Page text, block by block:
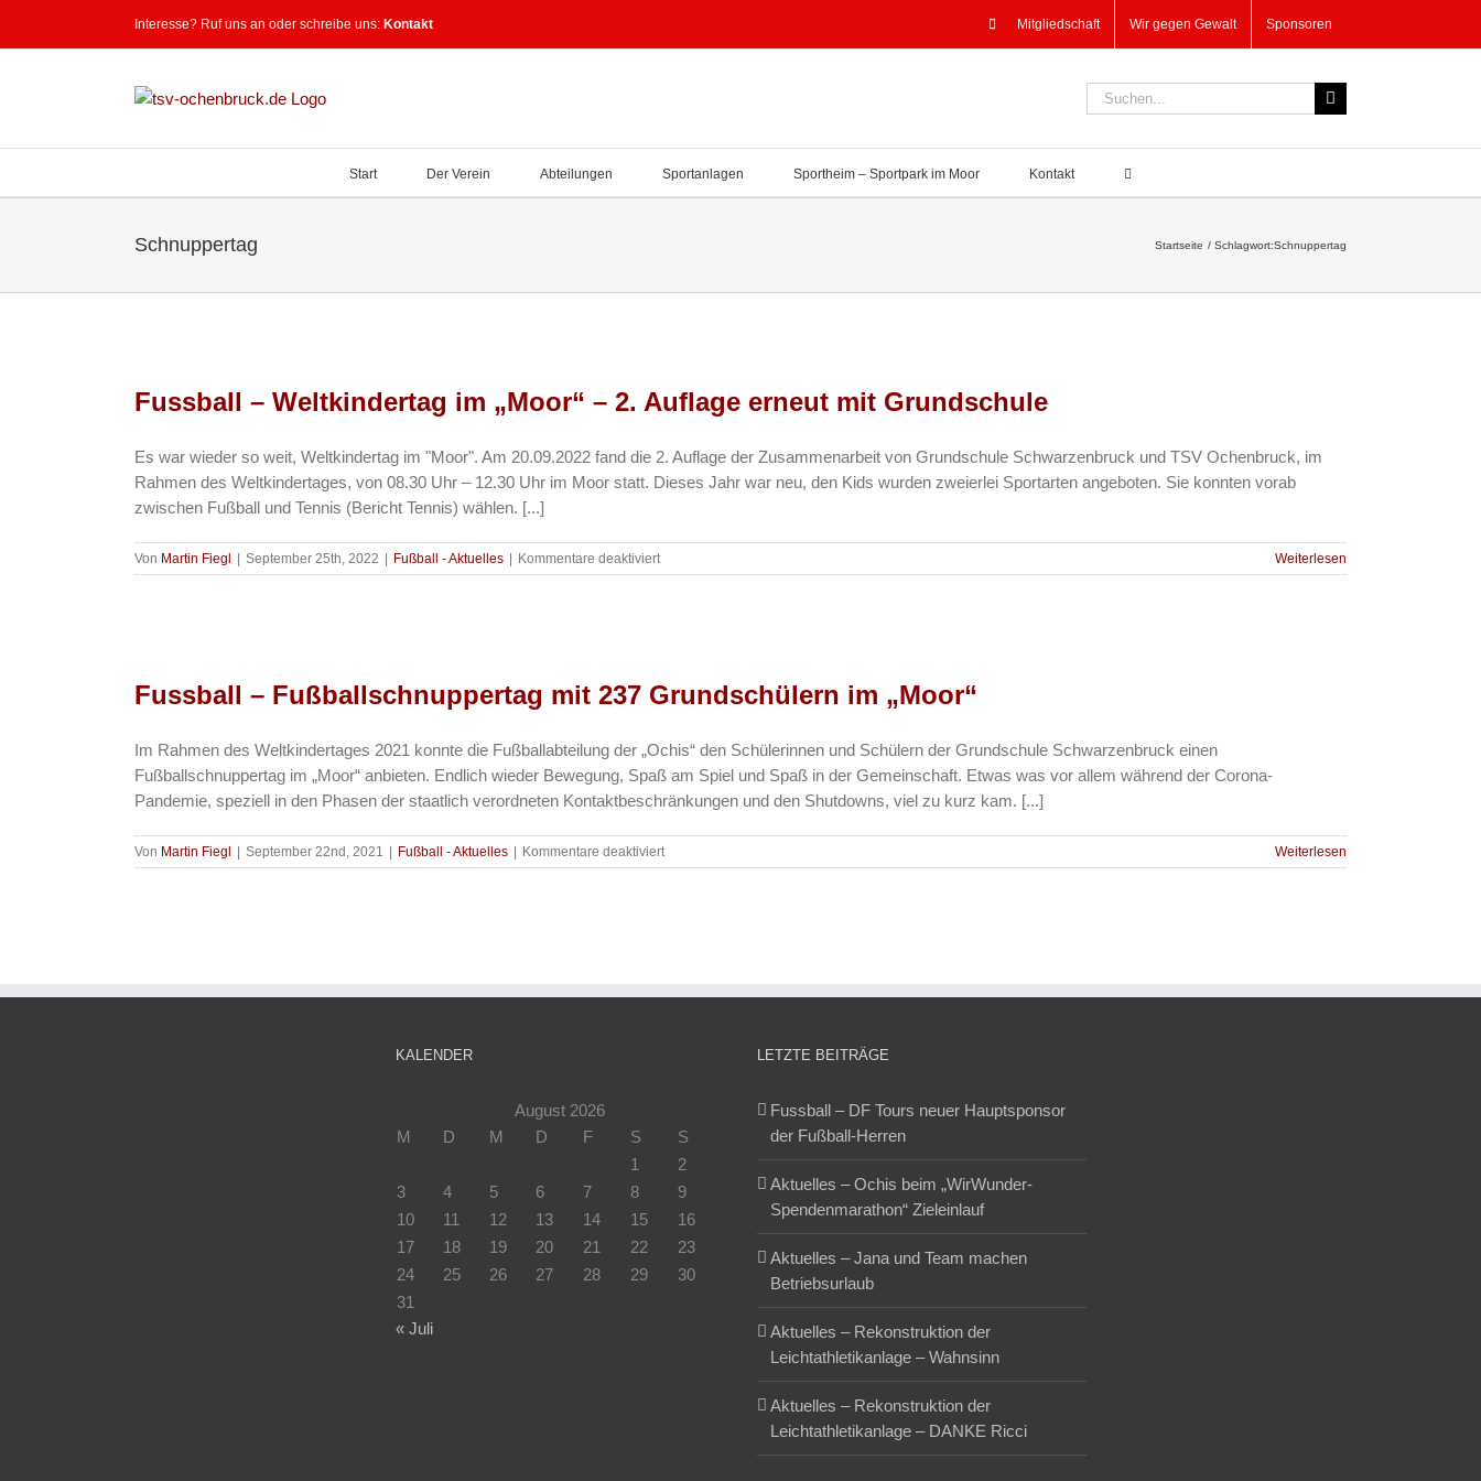
Interesse? Ruf uns an oder schreibe uns: Kontakt Mitgliedschaft Wir gegen Gewalt Sponsoren
Suche
nach:
Start Der Verein Abteilungen Sportanlagen Sportheim – Sportpark im Moor Kontakt
Schnuppertag Startseite Schlagwort:Schnuppertag
Fussball – Weltkindertag im „Moor“ – 2. Auflage erneut mit Grundschule
Es war wieder so weit, Weltkindertag im "Moor". Am 20.09.2022 fand die 2. Auflage der Zusammenarbeit von Grundschule Schwarzenbruck und TSV Ochenbruck, im
Rahmen des Weltkindertages, von 08.30 Uhr – 12.30 Uhr im Moor statt. Dieses Jahr war neu, den Kids wurden zweierlei Sportarten angeboten. Sie konnten vorab
zwischen Fußball und Tennis (Bericht Tennis) wählen. [...]
Von Martin Fiegl September 25th, 2022 Fußball - Aktuelles Kommentare deaktiviertfür
Fussball
2.
mit
Grundschule
Weiterlesen
Fussball – Fußballschnuppertag mit 237 Grundschülern im „Moor“
Im Rahmen des Weltkindertages 2021 konnte die Fußballabteilung der „Ochis“ den Schülerinnen und Schülern der Grundschule Schwarzenbruck einen
Fußballschnuppertag im „Moor“ anbieten. Endlich wieder Bewegung, Spaß am Spiel und Spaß in der Gemeinschaft. Etwas was vor allem während der Corona-
Pandemie, speziell in den Phasen der staatlich verordneten Kontaktbeschränkungen und den Shutdowns, viel zu kurz kam. [...]
Von Martin Fiegl September 22nd, 2021 Fußball - Aktuelles Kommentare deaktiviertfür
Fussball
Weiterlesen
KALENDER
August 2026
M
D M D F S
S
1
2
3
4 5 6 7 8
9
10
11 12 13 14 15
16
17
18 19 20 21 22
23
24
25 26 27 28 29
30
31
« Juli
LETZTE BEITRÄGE
Fussball – DF Tours neuer Hauptsponsor
der Fußball-Herren
Aktuelles – Ochis beim „WirWunder-
Spendenmarathon“ Zieleinlauf
Aktuelles – Jana und Team machen
Betriebsurlaub
Aktuelles – Rekonstruktion der
Leichtathletikanlage – Wahnsinn
Aktuelles – Rekonstruktion der
Leichtathletikanlage – DANKE Ricci